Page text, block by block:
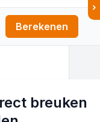
Berekenen
›
breuken